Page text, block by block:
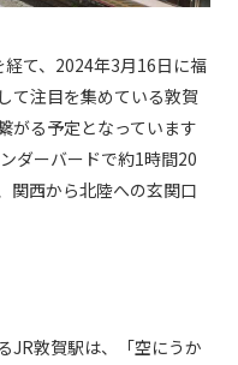
て、2024年3月16日に福
て注目を集めている敦賀
がる予定となっています
ダーバードで約1時間20
関西から北陸への玄関口
JR敦賀駅は、「空にうか